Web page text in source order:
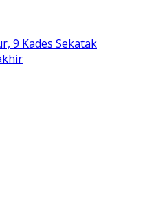
9 Kades Sekatak